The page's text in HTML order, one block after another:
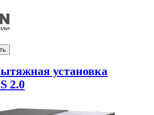
установка
2.0